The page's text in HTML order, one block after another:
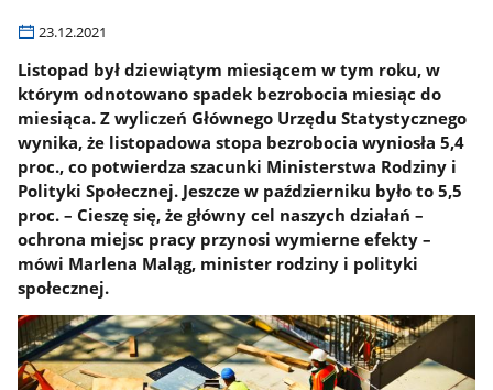
23.12.2021
Listopad był dziewiątym miesiącem w tym roku, w
którym odnotowano spadek bezrobocia miesiąc do
miesiąca. Z wyliczeń Głównego Urzędu Statystycznego
wynika, że listopadowa stopa bezrobocia wyniosła 5,4
proc., co potwierdza szacunki Ministerstwa Rodziny i
Polityki Społecznej. Jeszcze w październiku było to 5,5
proc. – Cieszę się, że główny cel naszych działań –
ochrona miejsc pracy przynosi wymierne efekty –
mówi Marlena Maląg, minister rodziny i polityki
społecznej.